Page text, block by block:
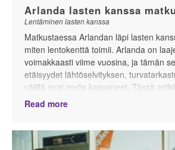
Arlanda lasten kanssa
Lentäminen lasten kanssa
Matkustaessa Arlandan läpi lasten
miten lentokenttä toimii. Arlanda on
voimakkaasti viime vuosina, ja tämän
etäisyydet lähtöselvityksen,
välillä ovat myös kasvaneet. Tässä
vinkkejä Arlandan navigoimiseen lasten
Read more